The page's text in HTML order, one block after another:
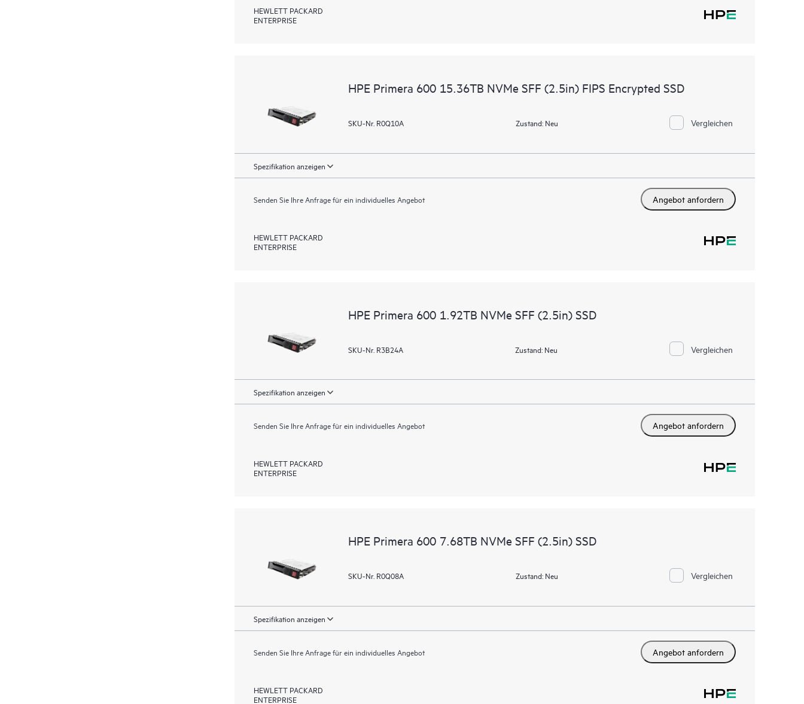
HEWLETT PACKARD
ENTERPRISE
HPE Primera 600 15.36TB NVMe SFF (2.5in) FIPS Encrypted SSD
SKU-Nr. R0Q10A Zustand:Neu Vergleichen
Spezifikation anzeigen
Senden Sie Ihre Anfrage für ein individuelles Angebot Angebot anfordern
HEWLETT PACKARD
ENTERPRISE
HPE Primera 600 1.92TB NVMe SFF (2.5in) SSD
SKU-Nr. R3B24A Zustand: Neu Vergleichen
Spezifikation anzeigen
Senden Sie Ihre Anfrage für ein individuelles Angebot Angebot anfordern
HEWLETT PACKARD
ENTERPRISE
HPE Primera 600 7.68TB NVMe SFF (2.5in) SSD
SKU-Nr. R0Q08A Zustand:Neu Vergleichen
Spezifikation anzeigen
Senden Sie Ihre Anfrage für ein individuelles Angebot Angebot anfordern
HEWLETT PACKARD
ENTERPRISE